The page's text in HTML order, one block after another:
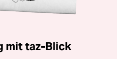
mit taz-Blick